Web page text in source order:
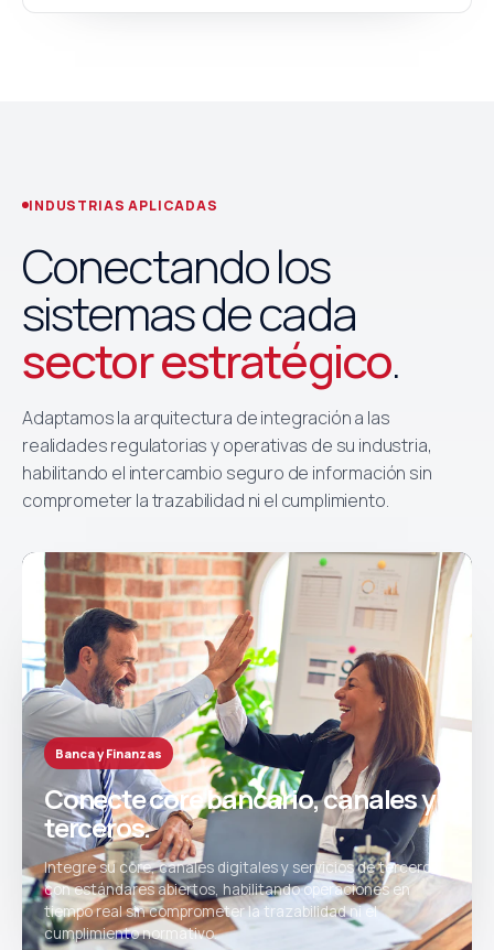
INDUSTRIAS APLICADAS
Conectando los
sistemas de cada
sector estratégico.
Adaptamos la arquitectura de integración a las
realidades regulatorias y operativas de su industria,
habilitando el intercambio seguro de información sin
comprometer la trazabilidad ni el cumplimiento.
Banca y Finanzas
Conecte core bancario, canales y
terceros.
Integre su core, canales digitales y servicios de terceros
con estándares abiertos, habilitando operaciones en
tiempo real sin comprometer la trazabilidad ni el
cumplimiento normativo.